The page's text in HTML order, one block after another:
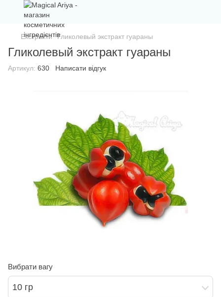
Екстракти Гликолевый экстракт гуараны
Гликолевый экстракт гуараны
Артикул: 630 Написати відгук
Вибрати вагу
10 гр